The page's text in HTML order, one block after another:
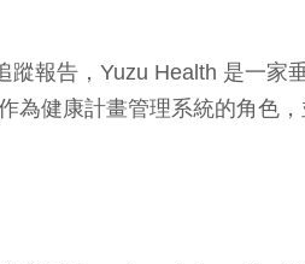
蹤報告，Yuzu Health 是一
為健康計畫管理系統的角色